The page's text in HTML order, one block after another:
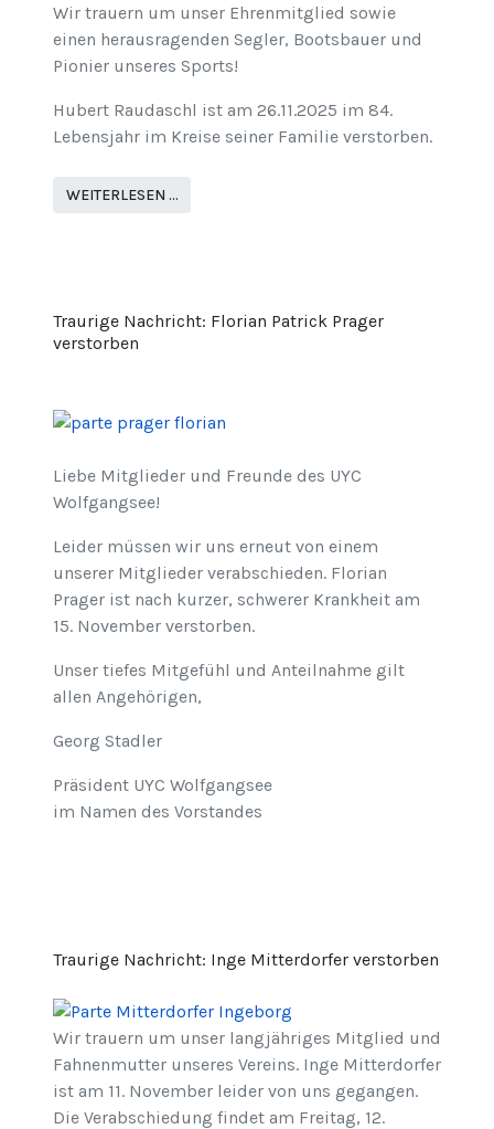
Wir trauern um unser Ehrenmitglied sowie
einen herausragenden Segler, Bootsbauer und
Pionier unseres Sports!
Hubert Raudaschl ist am 26.11.2025 im 84.
Lebensjahr im Kreise seiner Familie verstorben.
WEITERLESEN …
Traurige Nachricht: Florian Patrick Prager
verstorben
Liebe Mitglieder und Freunde des UYC
Wolfgangsee!
Leider müssen wir uns erneut von einem
unserer Mitglieder verabschieden. Florian
Prager ist nach kurzer, schwerer Krankheit am
15. November verstorben.
Unser tiefes Mitgefühl und Anteilnahme gilt
allen Angehörigen,
Georg Stadler
Präsident UYC Wolfgangsee
im Namen des Vorstandes
Traurige Nachricht: Inge Mitterdorfer verstorben
Wir trauern um unser langjähriges Mitglied und
Fahnenmutter unseres Vereins. Inge Mitterdorfer
ist am 11. November leider von uns gegangen.
Die Verabschiedung findet am Freitag, 12.